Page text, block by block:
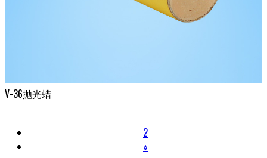
V-36抛光蜡
2
»